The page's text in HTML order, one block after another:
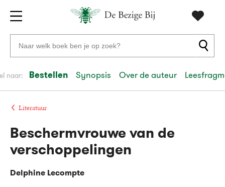
Gratis
verzending
vanaf
20
euro
Voor
23:59
volgendein
Veilig
retourneren
Zoeken
naar
auteurs
en
uitgevers
naar: Bestellen Synopsis Over de auteur
Literatuur
Beschermvrouwe van de
verschoppelingen
Delphine Lecompte